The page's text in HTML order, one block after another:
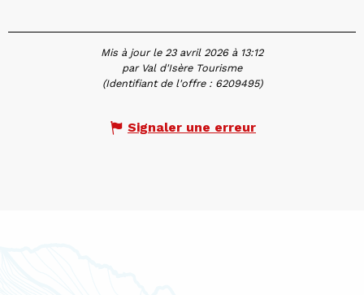
Mis à jour le 23 avril 2026 à 13:12
par Val d'Isère Tourisme
(Identifiant de l'offre : 6209495)
Signaler une erreur